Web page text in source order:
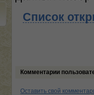
Список
Комментарии
Оставить свой